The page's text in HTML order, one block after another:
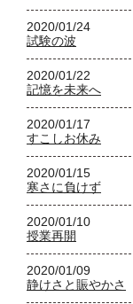
2020/01/24
試験の波
2020/01/22
記憶を未来へ
2020/01/17
すこしお休み
2020/01/15
寒さに負けず
2020/01/10
授業再開
2020/01/09
静けさと賑やかさ